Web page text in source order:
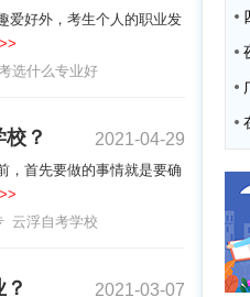
爱好外，考生个人的职业发
选什么专业好
？ 2021-04-29
，首先要做的事情就是要确
云浮自考学校
2021-03-07